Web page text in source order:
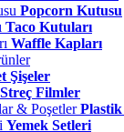
Popcorn Kutusu
Taco Kutuları
Waffle Kapları
Şişeler
Streç Filmler
Yemek Setleri